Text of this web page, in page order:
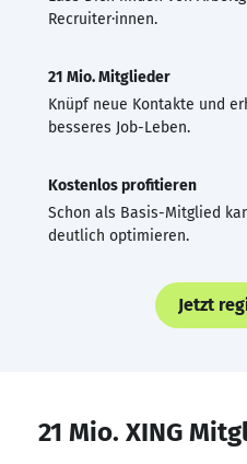
Recruiter·innen.
21 Mio. Mitglieder
Knüpf neue Kontakte und
besseres Job-Leben.
Kostenlos profitieren
Schon als Basis-Mitglied
deutlich optimieren.
Jetzt
21 Mio. XING